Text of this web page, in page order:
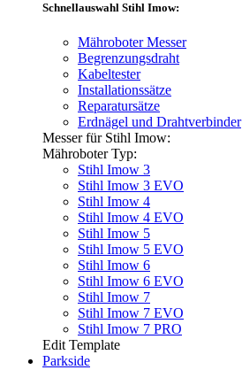
Schnellauswahl Stihl Imow:
Mähroboter Messer
Begrenzungsdraht
Kabeltester
Installationssätze
Reparatursätze
Erdnägel und Drahtverbinder
Messer für Stihl Imow:
Mähroboter Typ:
Stihl Imow 3
Stihl Imow 3 EVO
Stihl Imow 4
Stihl Imow 4 EVO
Stihl Imow 5
Stihl Imow 5 EVO
Stihl Imow 6
Stihl Imow 6 EVO
Stihl Imow 7
Stihl Imow 7 EVO
Stihl Imow 7 PRO
Edit Template
Parkside